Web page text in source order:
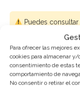
Para ofrecer las mejores
cookies para almacenar
consentimiento de estas
comportamiento de
No consentir o retirar el
Puedes